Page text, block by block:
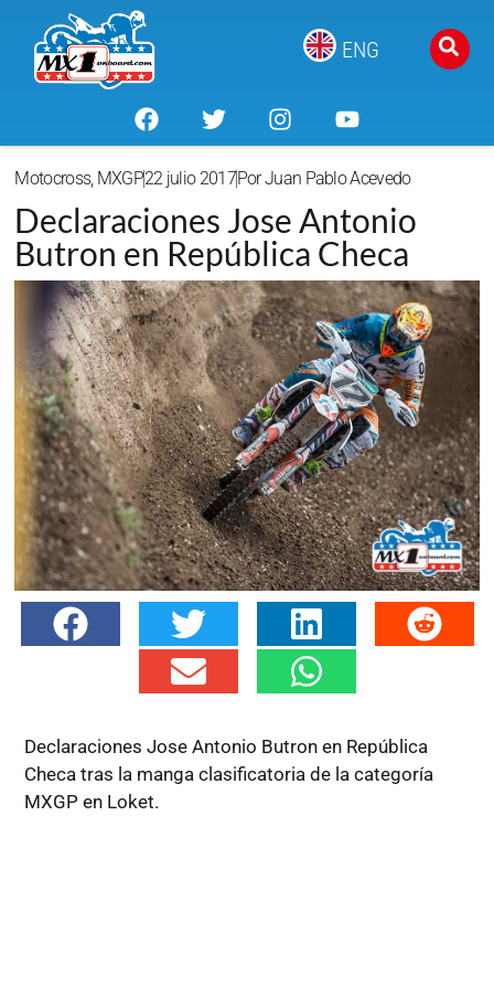
ENG
Motocross, MXGP22 julio 2017PorJuan Pablo Acevedo
Declaraciones Jose Antonio
Butron en República Checa
Declaraciones Jose Antonio Butron en República
Checa tras la manga clasificatoria de la categoría
MXGP en Loket.